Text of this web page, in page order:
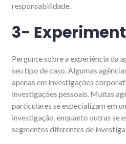
responsabilidade.
3-
Pergunte sobre a experiência da
seu tipo de caso. Algumas
apenas em investigações
investigações pessoais. Muitas
particulares se especializam em
investigação, enquanto outras se
segmentos diferentes de